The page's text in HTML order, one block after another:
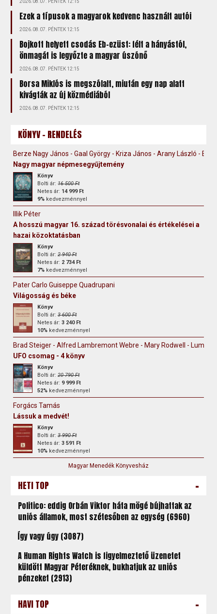
Ezek a típusok a magyarok kedvenc használt autói
2026.08.07. PÉNTEK 12:15
Bojkott helyett csodás Eb-ezüst: félt a hányástól,
önmagát is legyőzte a magyar úszónő
2026.08.07. PÉNTEK 12:15
Borsa Miklós is megszólalt, miután egy nap alatt
kivágták az új közmédiából
2026.08.07. PÉNTEK 12:15
KÖNYV - RENDELÉS
Berze Nagy János - Gaal György - Kriza János - Arany László -
Nagy magyar népmesegyűjtemény
Könyv
Bolti ár:16 500 Ft
Netes ár: 14 999 Ft
9% kedvezménnyel
Illik Péter
A hosszú magyar 16. század törésvonalai és értékelései a
hazai közoktatásban
Könyv
Bolti ár:2 940 Ft
Netes ár: 2 734 Ft
7% kedvezménnyel
Pater Carlo Guiseppe Quadrupani
Világosság és béke
Könyv
Bolti ár:3 600 Ft
Netes ár:3 240 Ft
10% kedvezménnyel
Brad Steiger - Alfred Lambremont Webre - Mary Rodwell - Lumari
UFO csomag - 4 könyv
Könyv
Bolti ár:20 790 Ft
Netes ár: 9 999 Ft
52% kedvezménnyel
Forgács Tamás
Lássuk a medvét!
Könyv
Bolti ár:3 990 Ft
Netes ár:3 591 Ft
10% kedvezménnyel
Magyar Menedék Könyvesház
HETI TOP -
Politico: eddig Orbán Viktor háta mögé bújhattak az
uniós államok, most szétesőben az egység (6960)
Így vagy úgy (3087)
A Human Rights Watch is figyelmeztető üzenetet
küldött Magyar Péteréknek, bukhatjuk az uniós
pénzeket (2913)
HAVI TOP -